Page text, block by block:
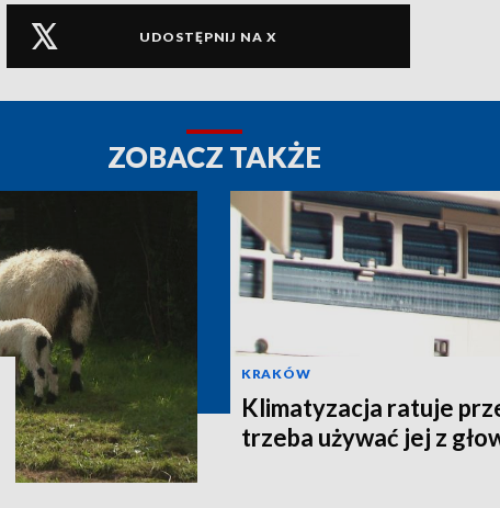
UDOSTĘPNIJ NA X
ZOBACZ TAKŻE
KRAKÓW
Klimatyzacja ratuje
trzeba używać jej z